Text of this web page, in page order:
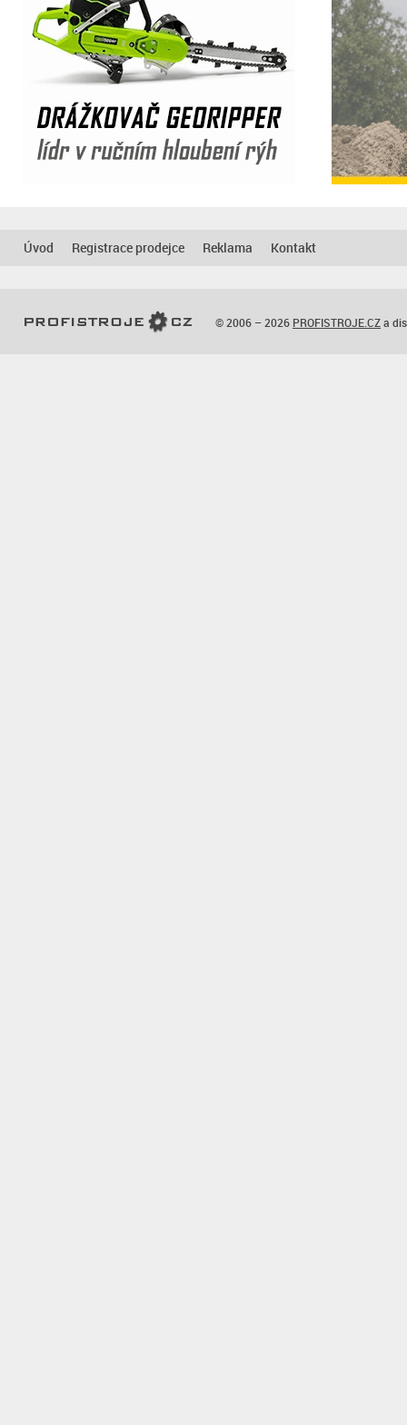
Úvod Registrace prodejce Reklama Kontakt
© 2006 – 2026 PROFISTROJE.CZa